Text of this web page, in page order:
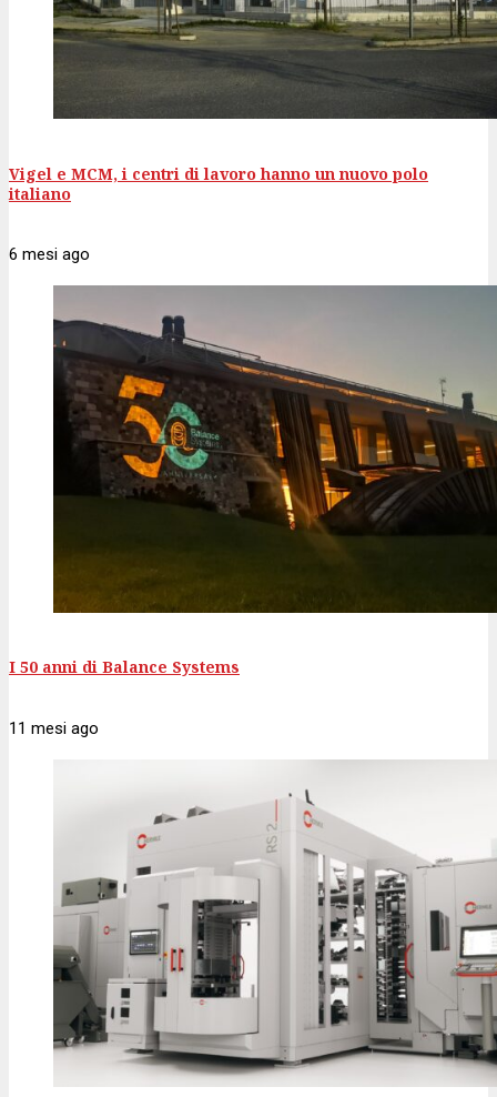
Vigel e MCM, i centri di lavoro hanno un nuovo polo
italiano
6 mesi ago
I 50 anni di Balance Systems
11 mesi ago